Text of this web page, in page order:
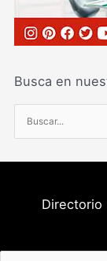
Busca en
u
s
o
Directorio